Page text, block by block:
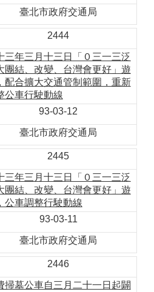
臺北市政府交通局
2444
三年三月十三日「０三一三泛
團結、改變、台灣會更好」遊
配合擴大交通管制範圍，重新
公車行駛動線
93-03-12
臺北市政府交通局
2445
三年三月十三日「０三一三泛
團結、改變、台灣會更好」遊
公車調整行駛動線
93-03-11
臺北市政府交通局
2446
掃墓公車自三月二十一日起闢